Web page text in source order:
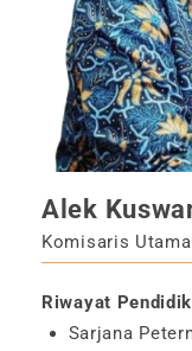
Alek
Komisaris Utama
Riwayat
Sarjana